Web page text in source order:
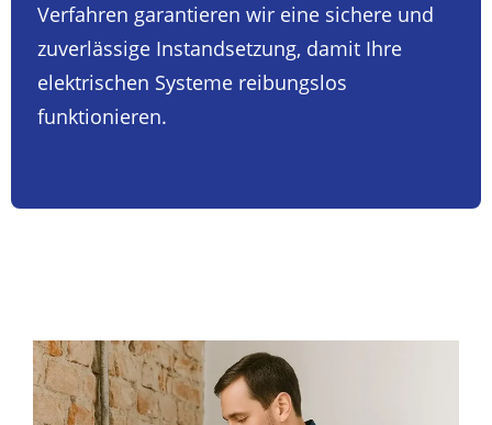
Verfahren garantieren wir eine sichere und
zuverlässige Instandsetzung, damit Ihre
elektrischen Systeme reibungslos
funktionieren.